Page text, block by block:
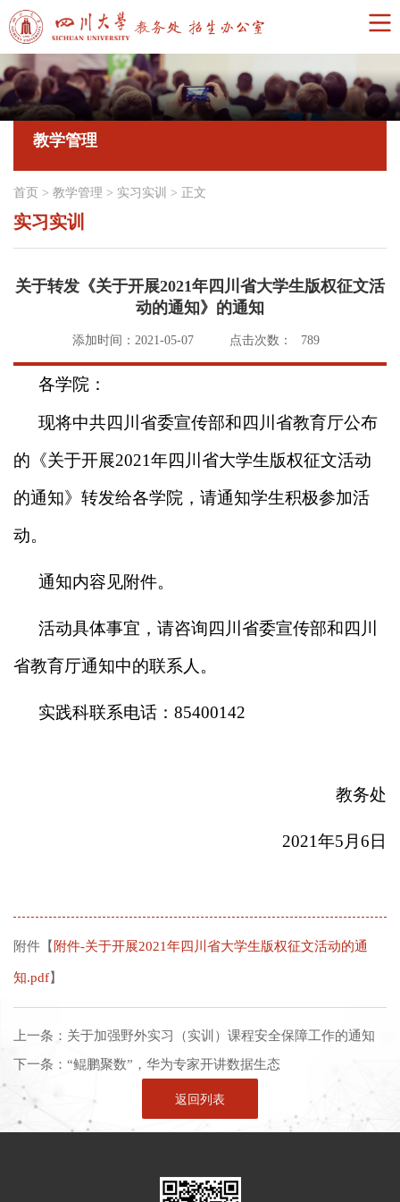
教学管理
首页 > 教学管理 > 实习实训 > 正文
实习实训
关于转发《关于开展2021年四川省大学生版权征文活
动的通知》的通知
添加时间：2021-05-07 点击次数： 789
各学院：
现将中共四川省委宣传部和四川省教育厅公布
的《关于开展2021年四川省大学生版权征文活动
的通知》转发给各学院，请通知学生积极参加活
动。
通知内容见附件。
活动具体事宜，请咨询四川省委宣传部和四川
省教育厅通知中的联系人。
实践科联系电话： 85400142
教务处
2021年5 月6日
附件【 附件-关于开展2021年四川省大学生版权征文活动的通
知.pdf】
上一条： 关于加强野外实习（实训）课程安全保障工作的通知
下一条： “鲲鹏聚数”，华为专家开讲数据生态
返回列表